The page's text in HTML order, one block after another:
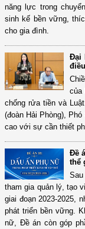
năng lực trong
sinh kế bền vững,
cho gia đình.
Đại
của
chống rửa tiền và
(đoàn Hải Phòng),
cao với sự cần thiết
Đề
thể
tham gia quản lý, tạo
giai đoạn 2023-2025,
phát triển bền vững.
nữ, Đề án còn góp